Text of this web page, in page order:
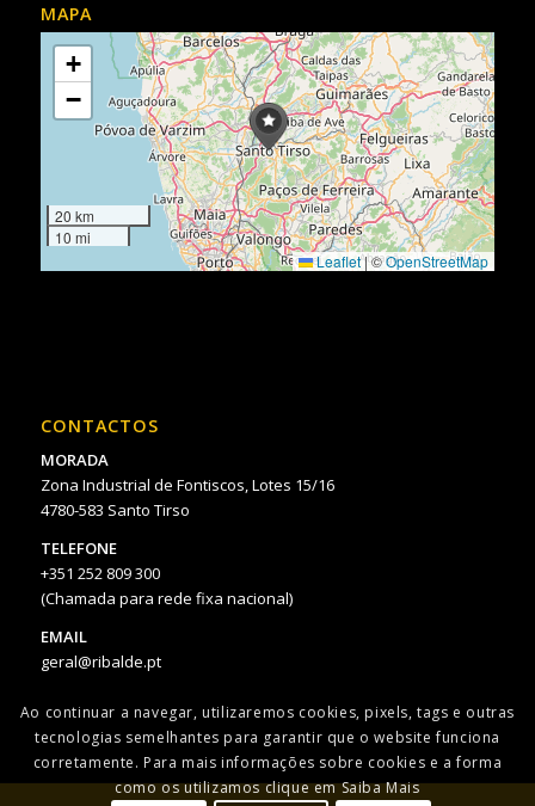
MAPA
+
−
20 km
10 mi
Leaflet|©OpenStreetMap
CONTACTOS
MORADA
Zona Industrial de Fontiscos, Lotes 15/16
4780-583 Santo Tirso
TELEFONE
+351 252 809 300
(Chamada para rede fixa nacional)
EMAIL
geral@ribalde.pt
Ao continuar a navegar, utilizaremos cookies, pixels, tags e outras
tecnologias semelhantes para garantir que o website funciona
corretamente. Para mais informações sobre cookies e a forma
como os utilizamos clique em Saiba Mais